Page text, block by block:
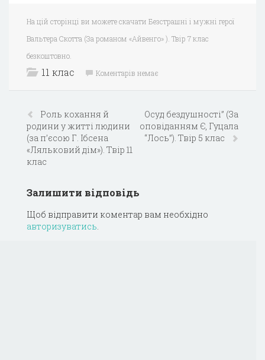
На цій сторінці ви можете скачати Безстрашні і мужні герої
Вальтера Скотта (За романом «Айвенго» ). Твір 7 клас
безкоштовно.
11 клас Коментарів немає
Роль кохання й
родини у житті людини
(за п’єсою Г. Ібсена
«Ляльковий дім»). Твір 11
клас
Осуд бездушності” (За
оповіданням Є, Гуцала
“Лось”). Твір 5 клас
Залишити відповідь
Щоб відправити коментар вам необхідно
авторизуватись.